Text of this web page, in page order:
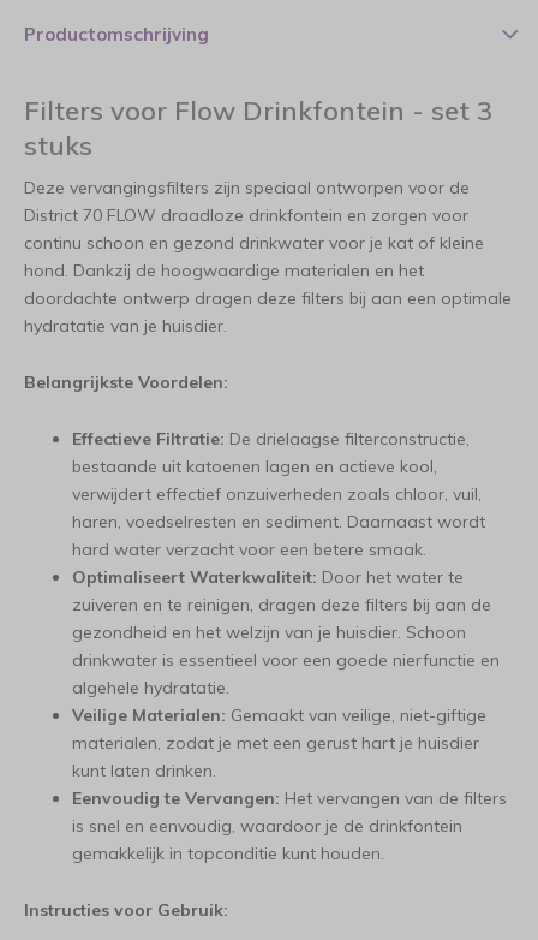
Productomschrijving
Filters voor Flow Drinkfontein - set 3
stuks
Deze vervangingsfilters zijn speciaal ontworpen voor de
District 70 FLOW draadloze drinkfontein en zorgen voor
continu schoon en gezond drinkwater voor je kat of kleine
hond. Dankzij de hoogwaardige materialen en het
doordachte ontwerp dragen deze filters bij aan een optimale
hydratatie van je huisdier.
Belangrijkste Voordelen:
Effectieve Filtratie: De drielaagse filterconstructie,
bestaande uit katoenen lagen en actieve kool,
verwijdert effectief onzuiverheden zoals chloor, vuil,
haren, voedselresten en sediment. Daarnaast wordt
hard water verzacht voor een betere smaak.
Optimaliseert Waterkwaliteit: Door het water te
zuiveren en te reinigen, dragen deze filters bij aan de
gezondheid en het welzijn van je huisdier. Schoon
drinkwater is essentieel voor een goede nierfunctie en
algehele hydratatie.
Veilige Materialen: Gemaakt van veilige, niet-giftige
materialen, zodat je met een gerust hart je huisdier
kunt laten drinken.
Eenvoudig te Vervangen: Het vervangen van de filters
is snel en eenvoudig, waardoor je de drinkfontein
gemakkelijk in topconditie kunt houden.
Instructies voor Gebruik: